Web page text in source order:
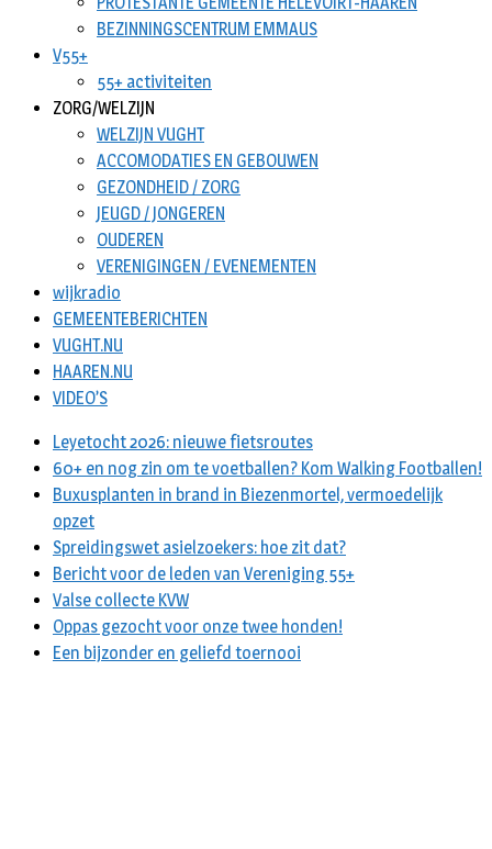
BEZINNINGSCENTRUM EMMAUS
V55+
55+ activiteiten
ZORG/WELZIJN
WELZIJN VUGHT
ACCOMODATIES EN GEBOUWEN
GEZONDHEID / ZORG
JEUGD / JONGEREN
OUDEREN
VERENIGINGEN / EVENEMENTEN
wijkradio
GEMEENTEBERICHTEN
VUGHT.NU
HAAREN.NU
VIDEO’S
Leyetocht 2026: nieuwe fietsroutes
60+ en nog zin om te voetballen? Kom Walking Footballen!
Buxusplanten in brand in Biezenmortel, vermoedelijk
opzet
Spreidingswet asielzoekers: hoe zit dat?
Bericht voor de leden van Vereniging 55+
Valse collecte KVW
Oppas gezocht voor onze twee honden!
Een bijzonder en geliefd toernooi